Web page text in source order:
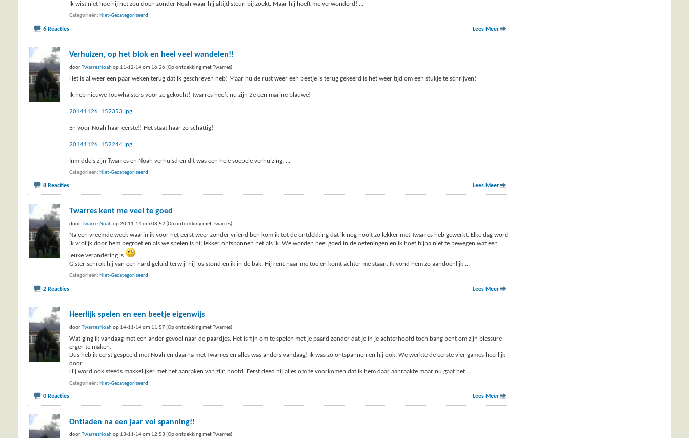
Ik wist niet hoe hij het zou doen zonder Noah waar hij altijd steun bij zoekt. Maar hij heeft me verwonderd! ...
Categorieën Niet-Gecategoriseerd
6 Reacties Lees Meer
Verhuizen, op het blok en heel veel wandelen!!
doorTwarresNoahop 11-12-14 om 16:26 (Op ontdekking met Twarres)
Het is al weer een paar weken terug dat ik geschreven heb! Maar nu de rust weer een beetje is terug gekeerd is het weer tijd om een stukje te schrijven!
Ik heb nieuwe Touwhalsters voor ze gekocht! Twarres heeft nu zijn 2e een marine blauwe!
20141126_152353.jpg
En voor Noah haar eerste!! Het staat haar zo schattig!
20141126_152244.jpg
Inmiddels zijn Twarres en Noah verhuisd en dit was een hele soepele verhuizing.
Categorieën Niet-Gecategoriseerd
8 Reacties Lees Meer
Twarres kent me veel te goed
doorTwarresNoahop 20-11-14 om 08:52 (Op ontdekking met Twarres)
Na een vreemde week waarin ik voor het eerst weer zonder vriend ben kom ik tot de ontdekking dat ik nog nooit zo lekker met Twarres heb gewerkt. Elke dag word
ik vrolijk door hem begroet en als we spelen is hij lekker ontspannen net als ik. We worden heel goed in de oefeningen en ik hoef bijna niet te bewegen wat een
leuke verandering is
Gister schrok hij van een hard geluid terwijl hij los stond en ik in de bak. Hij rent naar me toe en komt achter me staan. Ik vond hem zo aandoenlijk ...
Categorieën Niet-Gecategoriseerd
2 Reacties Lees Meer
Heerlijk spelen en een beetje eigenwijs
doorTwarresNoahop 14-11-14 om 11:57 (Op ontdekking met Twarres)
Wat ging ik vandaag met een ander gevoel naar de paardjes. Het is fijn om te spelen met je paard zonder dat je in je achterhoofd toch bang bent om zijn blessure
erger te maken.
Dus heb ik eerst gespeeld met Noah en daarna met Twarres en alles was anders vandaag! Ik was zo ontspannen en hij ook. We werkte de eerste vier games heerlijk
door.
Hij word ook steeds makkelijker met het aanraken van zijn hoofd. Eerst deed hij alles om te voorkomen dat ik hem daar aanraakte maar nu gaat het
Categorieën Niet-Gecategoriseerd
0 Reacties Lees Meer
Ontladen na een jaar vol spanning!!
doorTwarresNoahop 13-11-14 om 12:53 (Op ontdekking met Twarres)